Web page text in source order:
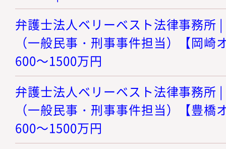
弁護士法人ベリーベスト法律事務所
（一般民事・刑事事件担当）【岡崎
600～1500万円
弁護士法人ベリーベスト法律事務所
（一般民事・刑事事件担当）【豊橋
600～1500万円